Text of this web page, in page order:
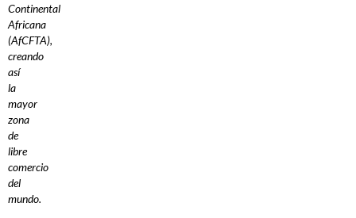
Continental
Africana
(AfCFTA),
creando
así
la
mayor
zona
de
libre
comercio
del
mundo.